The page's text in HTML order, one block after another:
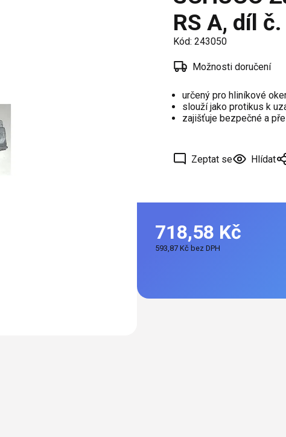
RS A, díl
Kód: 243050
Možnosti doručení
určený pro hliníkové
slouží jako protikus k
zajišťuje bezpečné a
Zeptat se Hlídat
718,58 Kč
593,87 Kč bez DPH